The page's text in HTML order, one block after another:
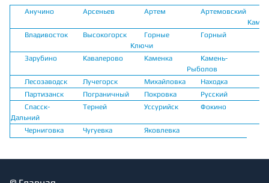
Анучино Арсеньев Артем Артемовский
Владивосток
Высокогорск
Горные
Ключи
Горный
Зарубино Кавалерово Каменка
Камень-
Рыболов
Лесозаводск Лучегорск Михайловка Находка
Партизанск
Пограничный Покровка Русский
Спасск-
Дальний
Терней Уссурийск Фокино
Черниговка Чугуевка Яковлевка